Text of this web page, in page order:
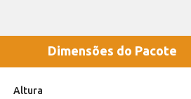
Dimensões do Pacote
Altura